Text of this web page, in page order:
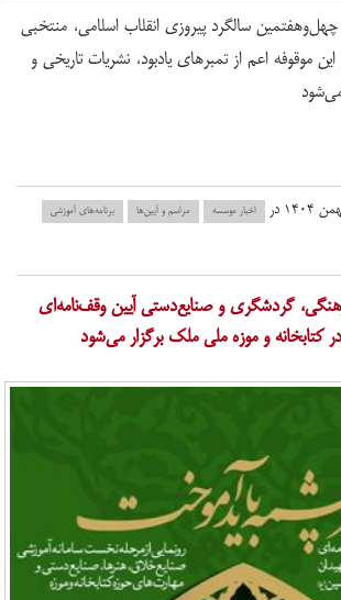
سالگرد پیروزی انقلاب اسلامی، منتخبی
این موقوفه اعم از تمبر‌های یادبود، نشریات تاریخی و
اخبار موسسه مراسم و آیین‌ها برنامه‌های آموزشی
گردشگری و صنایع‌دستی آیین وقف‌نامه‌ای
کتابخانه و موزه ملی ملک برگزار می‌شود